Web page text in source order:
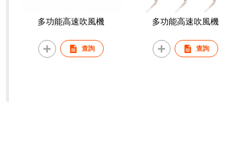
多功能高速吹風機
查詢
多功能高速吹風機
查詢